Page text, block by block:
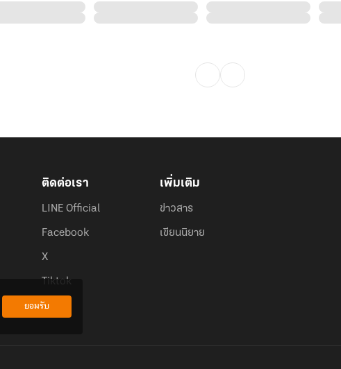
ติดต่อเรา
LINE Official
Facebook
X
Tiktok
เพิ่มเติม
ข่าวสาร
เขียนนิยาย
ยอมรับ